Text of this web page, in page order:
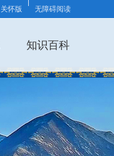
无障碍阅读
关怀版
知识百科